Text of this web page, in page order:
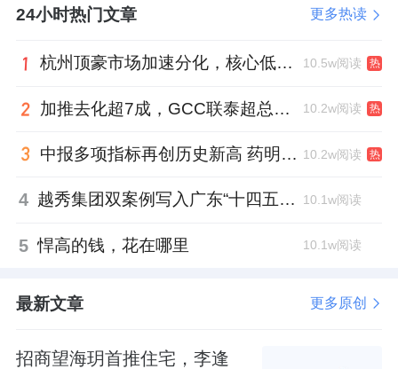
以往的很多一些楼盘，不管是新规还是非新
做得很好。
因此项目除了两梯两户的户型，整体在对视、
隐私这块或多或少都存在一定的问题。
这种百密一疏的情况，跟天境云玺开发商的强
以及以往所传达的对项目的重视，似乎形成鲜
明的对比。
24小时热门文章 更多热读
杭州顶豪市场加速分化，核心低密资产迎来价值兑现 10.5w阅读 热
加推去化超7成，GCC联泰超总湾再次引爆深圳顶豪市场认购热潮 10.2w阅读 热
中报多项指标再创历史新高 药明康德将高质量发展成果“分发”到位 10.2w阅读 热
4 越秀集团双案例写入广东“十四五”公共文化答卷，复合文化空间助力青年发展型城市建设 10.1w阅读
5 悍高的钱，花在哪里 10.1w阅读
最新文章 更多原创
招商望海玥首推住宅，李逢